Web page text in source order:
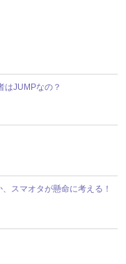
はJUMPなの？
スマオタが懸命に考える！